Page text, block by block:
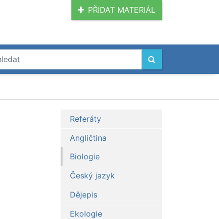
PŘIDAT MATERIÁL
Referáty
Angličtina
Biologie
Český jazyk
Dějepis
Ekologie